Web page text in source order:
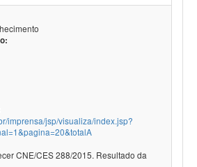
imprensa/jsp/visualiza/index.jsp?
CNE/CES 288/2015. Resultado da